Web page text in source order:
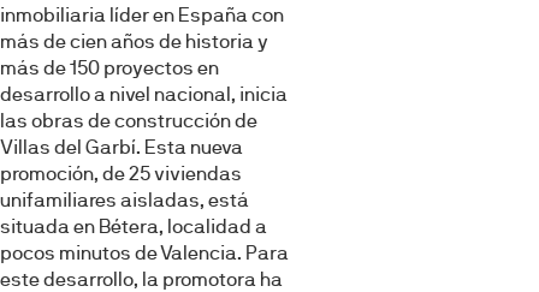
inmobiliaria líder en España con
más de cien años de historia y
más de 150 proyectos en
desarrollo a nivel nacional, inicia
las obras de construcción de
Villas del Garbí. Esta nueva
promoción, de 25 viviendas
unifamiliares aisladas, está
situada en Bétera, localidad a
pocos minutos de Valencia. Para
este desarrollo, la promotora ha